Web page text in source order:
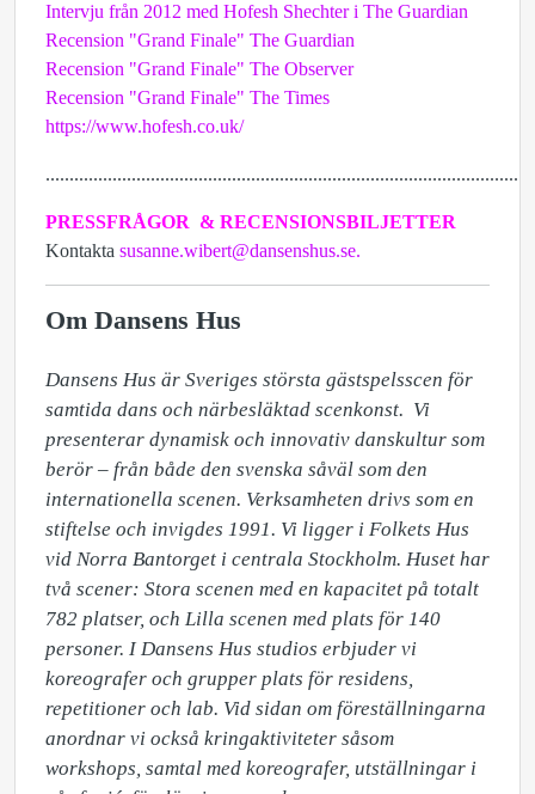
Intervju från 2012 med Hofesh Shechter i The Guardian
Recension "Grand Finale" The Guardian
Recension "Grand Finale" The Observer
Recension "Grand Finale" The Times
https://www.hofesh.co.uk/
PRESSFRÅGOR & RECENSIONSBILJETTER
Kontakta susanne.wibert@dansenshus.se.
Om Dansens Hus
Dansens Hus är Sveriges största gästspelsscen för
samtida dans och närbesläktad scenkonst.  Vi
presenterar dynamisk och innovativ danskultur som
berör – från både den svenska såväl som den
internationella scenen. Verksamheten drivs som en
stiftelse och invigdes 1991. Vi ligger i Folkets Hus
vid Norra Bantorget i centrala Stockholm. Huset har
två scener: Stora scenen med en kapacitet på totalt
782 platser, och Lilla scenen med plats för 140
personer. I Dansens Hus studios erbjuder vi
koreografer och grupper plats för residens,
repetitioner och lab. Vid sidan om föreställningarna
anordnar vi också kringaktiviteter såsom
workshops, samtal med koreografer, utställningar i